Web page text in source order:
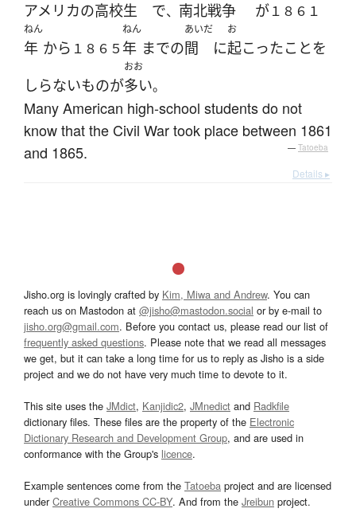
アメリカの高校生 で、 南北戦争 が１８６１
ねん
年 から １８６５
ねん
年 までの
あいだ
間 に
お
起こったことを
しらないものが
おお
多い。
Many American high-school students do not
know that the Civil War took place between 1861
and 1865.
— Tatoeba
Details ▸
Jisho.org is lovingly crafted by Kim, Miwa and Andrew. You can
reach us on Mastodon at @jisho@mastodon.social or by e-mail to
jisho.org@gmail.com. Before you contact us, please read our list of
frequently asked questions. Please note that we read all messages
we get, but it can take a long time for us to reply as Jisho is a side
project and we do not have very much time to devote to it.
This site uses the JMdict, Kanjidic2, JMnedict and Radkfile
dictionary files. These files are the property of the Electronic
Dictionary Research and Development Group, and are used in
conformance with the Group's licence.
Example sentences come from the Tatoeba project and are licensed
underCreative Commons CC-BY. And from the Jreibun project.